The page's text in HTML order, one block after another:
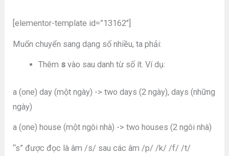
[elementor-template id=”13162″]
Muốn chuyển sang dạng số nhiều, ta phải:
Thêm s vào sau danh từ số ít. Ví dụ:
a (one) day (một ngày) -> two days (2 ngày), days (những
ngày)
a (one) house (một ngôi nhà) -> two houses (2 ngôi nhà)
“s” được đọc là âm /s/ sau các âm /p/ /k/ /f/ /t/